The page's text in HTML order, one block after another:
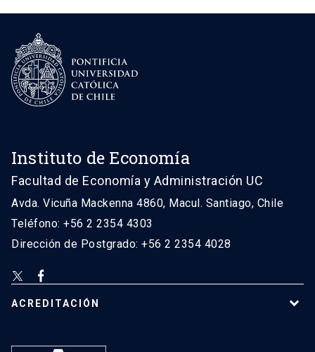
Instituto de Economía
Facultad de Economía y Administración UC
Avda. Vicuña Mackenna 4860, Macul. Santiago, Chile
Teléfono: +56 2 2354 4303
Dirección de Postgrado: +56 2 2354 4028
ACREDITACIÓN